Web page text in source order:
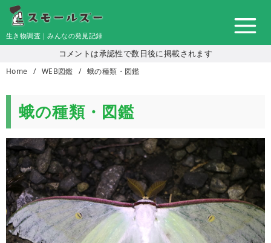
コ
テ
ツ
生き物調査｜みんなの発見記録
コメントは承認性で数日後に掲載されます
Home WEB図鑑 蛾の種類・図鑑
蛾の種類・図鑑